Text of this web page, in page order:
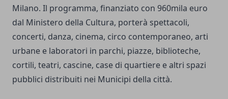
Milano. Il programma, finanziato con 960mila euro
dal Ministero della Cultura, porterà spettacoli,
concerti, danza, cinema, circo contemporaneo, arti
urbane e laboratori in parchi, piazze, biblioteche,
cortili, teatri, cascine, case di quartiere e altri spazi
pubblici distribuiti nei Municipi della città.